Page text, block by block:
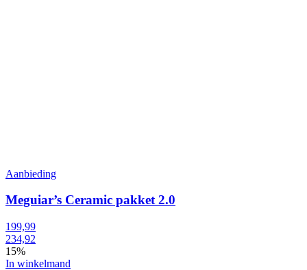
Aanbieding
Meguiar’s Ceramic pakket 2.0
199,99
234,92
15%
In winkelmand